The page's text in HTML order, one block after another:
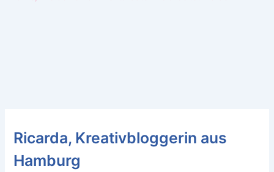
Ricarda, Kreativbloggerin aus
Hamburg